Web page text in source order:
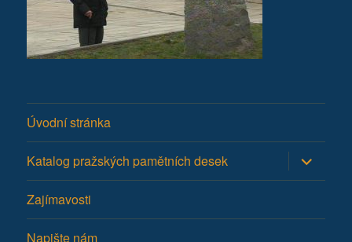
Úvodní stránka
Katalog pražských pamětních desek Zobrazit
položky
Zajímavosti
Napište nám